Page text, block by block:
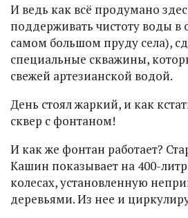
И ведь как всё продумано
поддерживать чистоту воды в
самом большом пруду села),
специальные скважины,
свежей артезианской водой.
День стоял жаркий, и как
сквер с фонтаном!
И как же фонтан работает?
Кашин показывает на 400-
колесах, установленную
деревьями. Из нее и